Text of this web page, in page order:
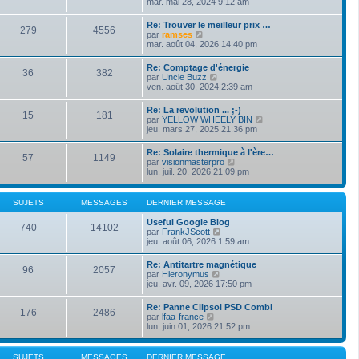
g
i
e
r
m
e
s
s
a
g
e
e
r
e
s
r
l
e
d
e
r
n
i
e
r
m
e
s
s
a
g
e
279 4556
Re: Trouver le meilleur prix …
par ramses
o
l
e
d
e
r
n
i
e
r
m
e
s
s
g
mar. août 04, 2026 14:40 pm
36 382
Re: Comptage d'énergie
par Uncle Buzz
o
l
e
d
e
r
n
i
e
r
m
e
s
s
a
ven. août 30, 2024 2:39 am
15 181
Re: La revolution ... ;-)
par YELLOW WHEELY BIN
l
e
r
i
e
jeu. mars 27, 2025 21:36 pm
57 1149
Re: Solaire thermique à l'ère…
par visionmasterpro
o
r
r
n
i
e
m
e
s
a
g
e
lun. juil. 20, 2026 21:09 pm
SUJETS MESSAGES DERNIER MESSAGE
740 14102
Useful Google Blog
par FrankJScott
o
l
e
d
e
i
e
r
m
jeu. août 06, 2026 1:59 am
96 2057
Re: Antitartre magnétique
par Hieronymus
o
r
l
e
d
e
r
jeu. avr. 09, 2026 17:50 pm
176 2486
Re: Panne Clipsol PSD Combi
par lfaa-france
o
r
l
lun. juin 01, 2026 21:52 pm
SUJETS MESSAGES DERNIER MESSAGE